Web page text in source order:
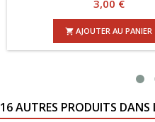
Prix
3,00 €
 AJOUTER AU PANIER
16 AUTRES PRODUITS DANS